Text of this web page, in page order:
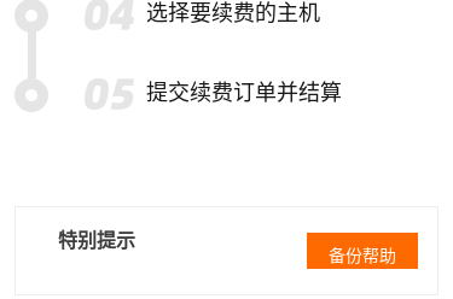
选择要续费的主机
提交续费订单并结算
特别提示
备份帮助